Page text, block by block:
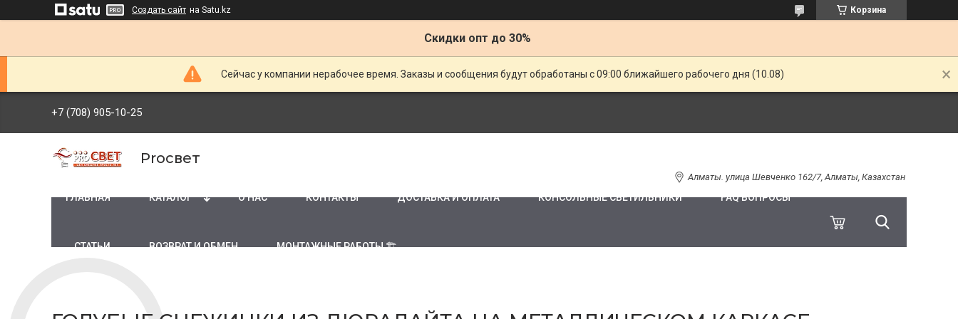
Создать сайт на Satu.kz Корзина
Скидки опт до 30%
Сейчас у компании нерабочее время. Заказы и сообщения будут обработаны с 09:00 ближайшего рабочего дня (10.08)
+7 (708) 905-10-25
Proсвет
Алматы. улица Шевченко 162/7, Алматы, Казахстан
ГЛАВНАЯ КАТАЛОГ О НАС КОНТАКТЫ ДОСТАВКА И ОПЛАТА КОНСОЛЬНЫЕ СВЕТИЛЬНИКИ FAQ ВОПРОСЫ
СТАТЬИ ВОЗВРАТ И ОБМЕН МОНТАЖНЫЕ РАБОТЫ 🏗